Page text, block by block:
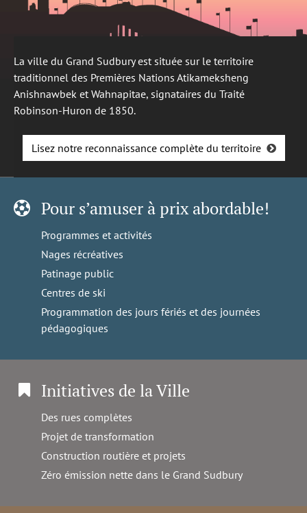
La ville du Grand Sudbury est située sur le territoire
traditionnel des Premières Nations Atikameksheng
Anishnawbek et Wahnapitae, signataires du Traité
Robinson-Huron de 1850.
Lisez notre reconnaissance complète du territoire
Pour s’amuser à prix abordable!
Programmes et activités
Nages récréatives
Patinage public
Centres de ski
Programmation des jours fériés et des journées
pédagogiques
Initiatives de la Ville
Des rues complètes
Projet de transformation
Construction routière et projets
Zéro émission nette dans le Grand Sudbury